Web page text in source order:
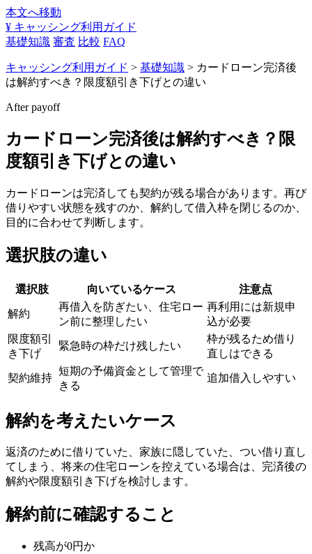
本文へ移動
¥ キャッシング利用ガイド
基礎知識 審査 比較 FAQ
キャッシング利用ガイド > 基礎知識 > カードローン完済後
は解約すべき？限度額引き下げとの違い
After payoff
カードローン完済後は解約すべき？限
度額引き下げとの違い
カードローンは完済しても契約が残る場合があります。再び
借りやすい状態を残すのか、解約して借入枠を閉じるのか、
目的に合わせて判断します。
選択肢の違い
選択肢 向いているケース 注意点
解約
再借入を防ぎたい、住宅ロー
ン前に整理したい
再利用には新規申
込が必要
限度額引
き下げ
緊急時の枠だけ残したい
枠が残るため借り
直しはできる
契約維持
短期の予備資金として管理で
きる
追加借入しやすい
解約を考えたいケース
返済のために借りていた、家族に隠していた、つい借り直し
てしまう、将来の住宅ローンを控えている場合は、完済後の
解約や限度額引き下げを検討します。
解約前に確認すること
残高が0円か